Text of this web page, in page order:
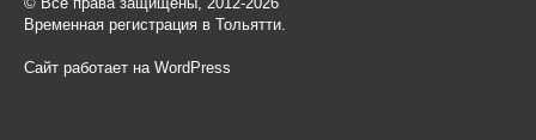
Временная регистрация в Тольятти.
Сайт работает на WordPress